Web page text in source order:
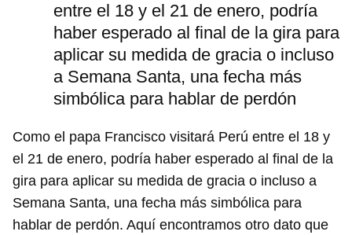
entre el 18 y el 21 de enero, podría
haber esperado al final de la gira para
aplicar su medida de gracia o incluso
a Semana Santa, una fecha más
simbólica para hablar de perdón
Como el papa Francisco visitará Perú entre el 18 y
el 21 de enero, podría haber esperado al final de la
gira para aplicar su medida de gracia o incluso a
Semana Santa, una fecha más simbólica para
hablar de perdón. Aquí encontramos otro dato que